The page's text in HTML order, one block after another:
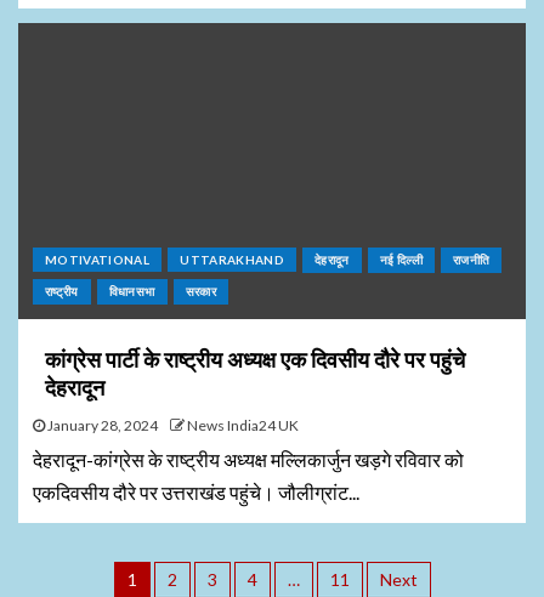
MOTIVATIONAL UTTARAKHAND देहरादून नई दिल्ली राजनीति
राष्ट्रीय विधानसभा सरकार
कांग्रेस पार्टी के राष्ट्रीय अध्यक्ष एक दिवसीय दौरे पर पहुंचे
देहरादून
January 28, 2024 News India24 UK
देहरादून-कांग्रेस के राष्ट्रीय अध्यक्ष मल्लिकार्जुन खड़गे रविवार को
एकदिवसीय दौरे पर उत्तराखंड पहुंचे। जौलीग्रांट...
1 2 3 4 … 11 Next